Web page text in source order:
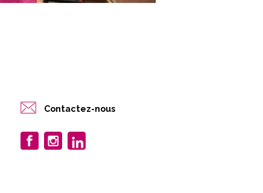
Contactez-nous